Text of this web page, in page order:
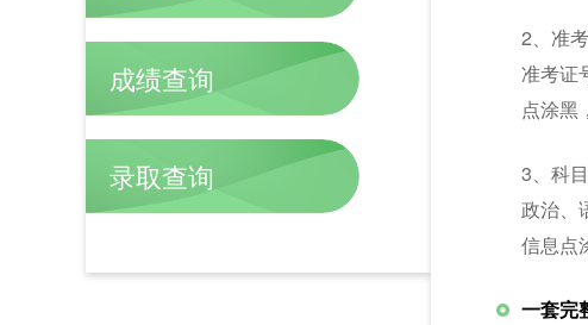
成绩查询
录取查询
2、准
准考证
点涂黑
3、科目
政治、
信息点
一套完